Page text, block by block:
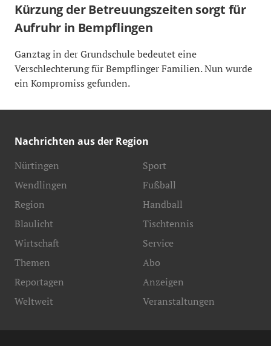
Kürzung der Betreuungszeiten sorgt für
Aufruhr in Bempflingen
Ganztag in der Grundschule bedeutet eine
Verschlechterung für Bempflinger Familien. Nun wurde
ein Kompromiss gefunden.
Nachrichten aus der Region
Nürtingen
Wendlingen
Region
Blaulicht
Sport
Fußball
Handball
Tischtennis
Wirtschaft
Themen
Reportagen
Weltweit
Service
Abo
Anzeigen
Veranstaltungen